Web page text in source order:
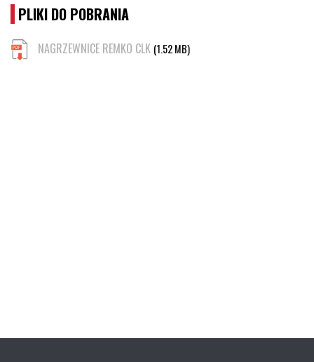
PLIKI DO POBRANIA
NAGRZEWNICE REMKO CLK (1.52 MB)